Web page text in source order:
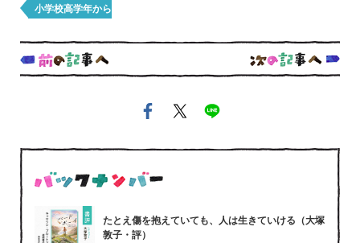
小学校高学年から
たとえ傷を抱えていても、人は生きていける（大塚
敦子・評）